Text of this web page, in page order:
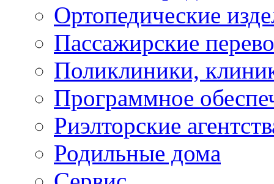
Ортопедические
Пассажирские
Поликлиники,
Программное
Риэлторские
Родильные дома